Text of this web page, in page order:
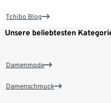
Tchibo Blog
Unsere beliebtesten
Damenmode
Damenschmuck